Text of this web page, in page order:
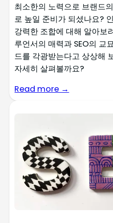
최소한의 노력으로 브랜드
로 높일 준비가 되셨나요?
강력한 조합에 대해 알아보
루언서의 매력과 SEO의 교
드를 각광받는다고 상상해
자세히 살펴볼까요?
Read more →